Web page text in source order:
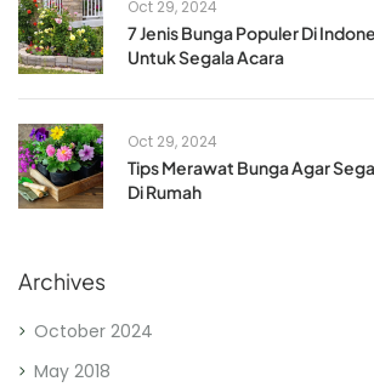
Oct 29, 2024
7 Jenis Bunga Populer Di
Untuk Segala Acara
Oct 29, 2024
Tips Merawat Bunga Agar
Di Rumah
Archives
October 2024
May 2018